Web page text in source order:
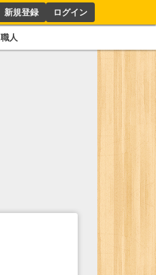
新規登録 ログイン
職人